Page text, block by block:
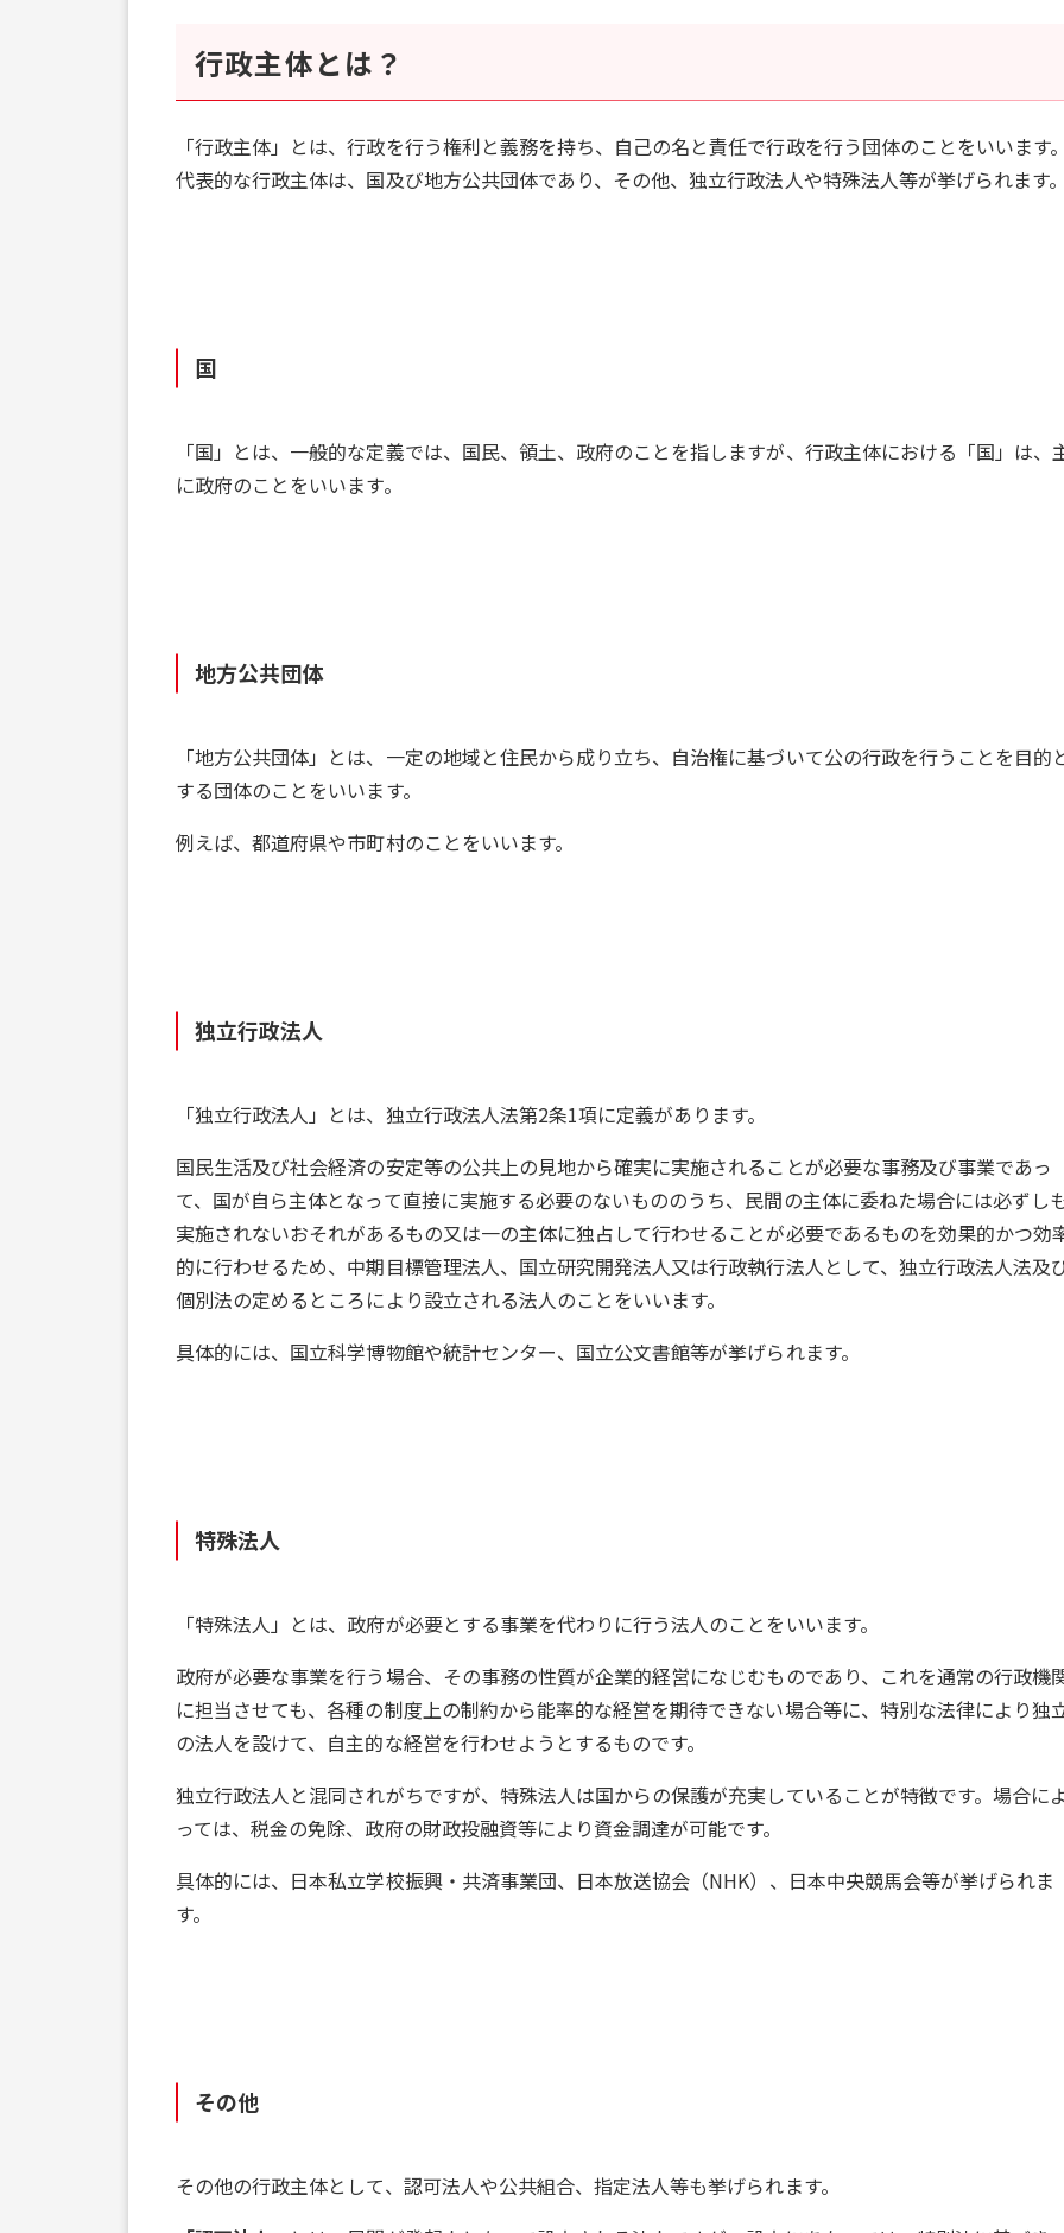
行政主体とは？
「行政主体」とは、行政を行う権利と義務を持ち、自己の名と責任で行政を行う団体のことをいいます
代表的な行政主体は、国及び地方公共団体であり、その他、独立行政法人や特殊法人等が挙げられます
国
「国」とは、一般的な定義では、国民、領土、政府のことを指しますが、行政主体における「国」は、
に政府のことをいいます。
地方公共団体
「地方公共団体」とは、一定の地域と住民から成り立ち、自治権に基づいて公の行政を行うことを目的
する団体のことをいいます。
例えば、都道府県や市町村のことをいいます。
独立行政法人
「独立行政法人」とは、独立行政法人法第2条1項に定義があります。
国民生活及び社会経済の安定等の公共上の見地から確実に実施されることが必要な事務及び事業であっ
て、国が自ら主体となって直接に実施する必要のないもののうち、民間の主体に委ねた場合には必ずし
実施されないおそれがあるもの又は一の主体に独占して行わせることが必要であるものを効果的かつ効
的に行わせるため、中期目標管理法人、国立研究開発法人又は行政執行法人として、独立行政法人法及
個別法の定めるところにより設立される法人のことをいいます。
具体的には、国立科学博物館や統計センター、国立公文書館等が挙げられます。
特殊法人
「特殊法人」とは、政府が必要とする事業を代わりに行う法人のことをいいます。
政府が必要な事業を行う場合、その事務の性質が企業的経営になじむものであり、これを通常の行政機
に担当させても、各種の制度上の制約から能率的な経営を期待できない場合等に、特別な法律により独
の法人を設けて、自主的な経営を行わせようとするものです。
独立行政法人と混同されがちですが、特殊法人は国からの保護が充実していることが特徴です。場合に
っては、税金の免除、政府の財政投融資等により資金調達が可能です。
具体的には、日本私立学校振興・共済事業団、日本放送協会（NHK）、日本中央競馬会等が挙げられま
す。
その他
その他の行政主体として、認可法人や公共組合、指定法人等も挙げられます。